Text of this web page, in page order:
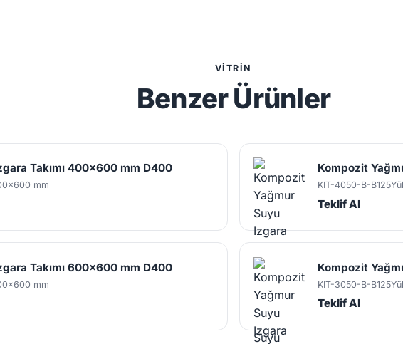
VITRIN
Benzer Ürünler
Takımı 400x600 mm D400
mm
Kompozit
KIT-4050-B-B125
Teklif Al
Takımı 600x600 mm D400
mm
Kompozit
KIT-3050-B-B125
Teklif Al